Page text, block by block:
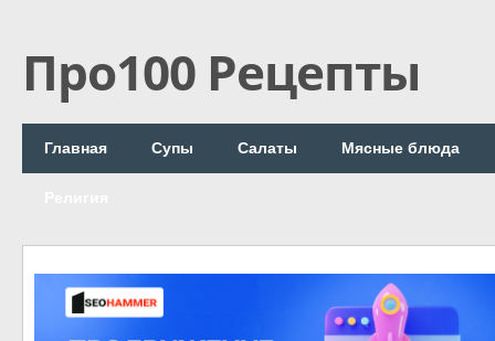
Про100 Рецепты
Главная Супы Салаты Мясные блюда